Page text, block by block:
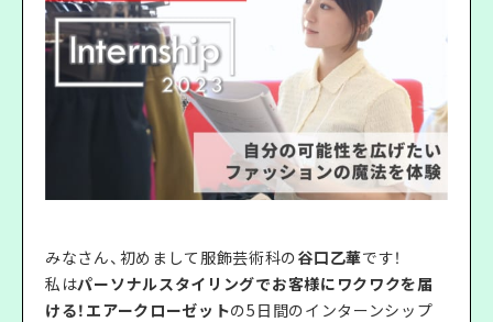
みなさん、初めまして服飾芸術科の谷口乙華です！
私はパーソナルスタイリングでお客様にワクワクを届
ける！エアークローゼットの5日間のインターンシップ